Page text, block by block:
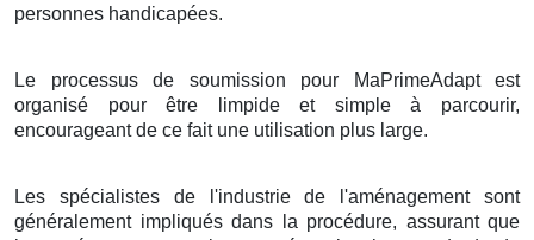
personnes handicapées.
Le processus de soumission pour MaPrimeAdapt est
organisé pour être limpide et simple à parcourir,
encourageant de ce fait une utilisation plus large.
Les spécialistes de l'industrie de l'aménagement sont
généralement impliqués dans la procédure, assurant que